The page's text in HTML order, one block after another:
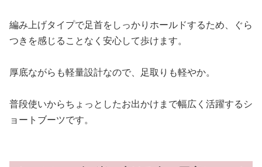
編み上げタイプで足首をしっかりホールドするため、ぐら
つきを感じることなく安心して歩けます。
厚底ながらも軽量設計なので、足取りも軽やか。
普段使いからちょっとしたお出かけまで幅広く活躍するシ
ョートブーツです。